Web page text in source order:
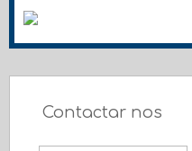
Contactar nos